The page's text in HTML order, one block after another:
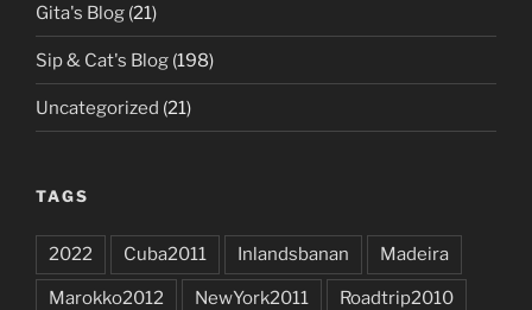
Gita's Blog (21)
Sip & Cat's Blog (198)
Uncategorized (21)
TAGS
2022 Cuba2011 Inlandsbanan Madeira
Marokko2012 NewYork2011 Roadtrip2010